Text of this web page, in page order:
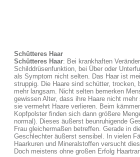
Schütteres Haar
Schütteres Haar: Bei krankhaften
Schilddrüsenfunktion, bei Über oder
als Symptom nicht selten. Das Haar ist
struppig. Die Haare sind schütter, trocken,
mehr langsam. Nicht selten bemerken
gewissen Alter, dass ihre Haare nicht
sie vermehrt Haare verlieren. Beim
Kopfpolster finden sich dann größere
normal). Dieses äußerst beunruhigende
Frau gleichermaßen betreffen. Gerade in
Geschlechter äußerst sensibel. In vielen
Haarkuren und Mineralstoffen versucht
Doch meistens ohne großen Erfolg